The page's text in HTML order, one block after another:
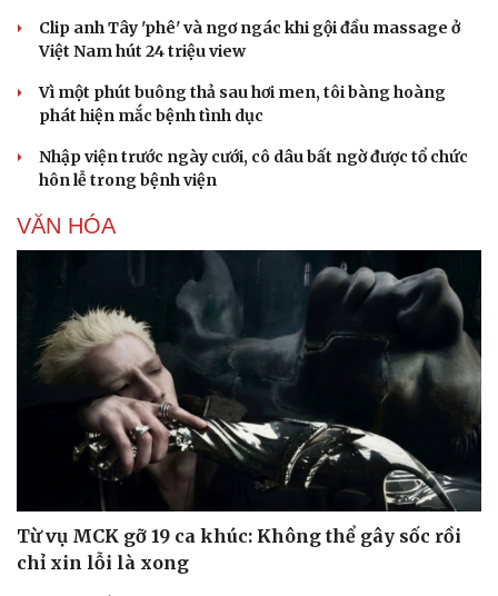
Sân khấu - Điện ảnh
Âm nhạc
Di sản
Giải trí
Sao Việt
Clip anh Tây 'phê' và ngơ ngác khi gội đầu massage ở
Việt Nam hút 24 triệu view
Vì một phút buông thả sau hơi men, tôi bàng hoàng
phát hiện mắc bệnh tình dục
Nhập viện trước ngày cưới, cô dâu bất ngờ được tổ chức
hôn lễ trong bệnh viện
VĂN HÓA
Từ vụ MCK gỡ 19 ca khúc: Không thể gây sốc rồi
chỉ xin lỗi là xong